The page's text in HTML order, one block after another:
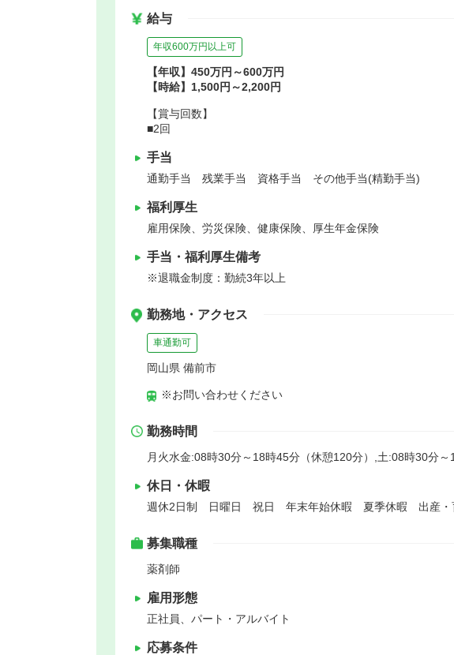
給与
年収600万円以上可
【年収】450万円～600万円
【時給】1,500円～2,200円
【賞与回数】
■2回
手当
通勤手当 残業手当 資格手当 その他手当(精勤手当)
福利厚生
雇用保険、労災保険、健康保険、厚生年金保険
手当・福利厚生備考
※退職金制度：勤続3年以上
勤務地・アクセス
車通勤可
岡山県 備前市
※お問い合わせください
勤務時間
月火水金:08時30分～18時45分（休憩120分）,土:08時30分～
休日・休暇
週休2日制 日曜日 祝日 年末年始休暇 夏季休暇 出産・
募集職種
薬剤師
雇用形態
正社員、パート・アルバイト
応募条件